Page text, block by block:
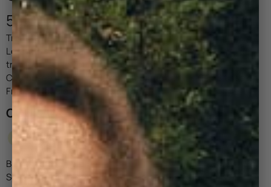
55,00 €
Trousse de toilette en velours côtelé.
Les petits plus pratiques : sa large ouverture et sa anse de
transport sur le côté.
Composée de coton 100% biologique certifié GOTS tissé en
France, doublé en toile de coton.
COULEUR :
Bientôt disponible
Soyez averti par e-mail dès que le produit est disponible.